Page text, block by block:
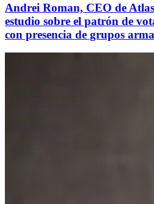
Andrei Roman, CEO de
estudio sobre el patrón de
con presencia de grupos